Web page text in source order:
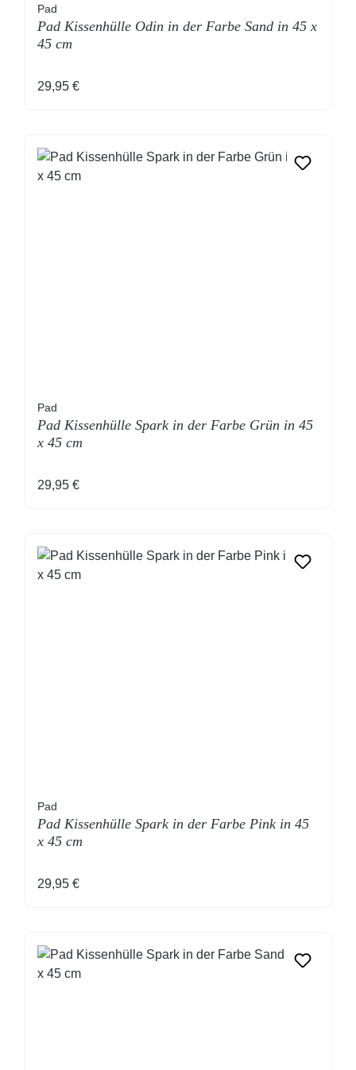
Pad
Pad Kissenhülle Odin in der Farbe Sand in 45 x
45 cm
Regulärer Preis:
29,95 €
Pad
Pad Kissenhülle Spark in der Farbe Grün in 45
x 45 cm
Regulärer Preis:
29,95 €
Pad
Pad Kissenhülle Spark in der Farbe Pink in 45
x 45 cm
Regulärer Preis:
29,95 €